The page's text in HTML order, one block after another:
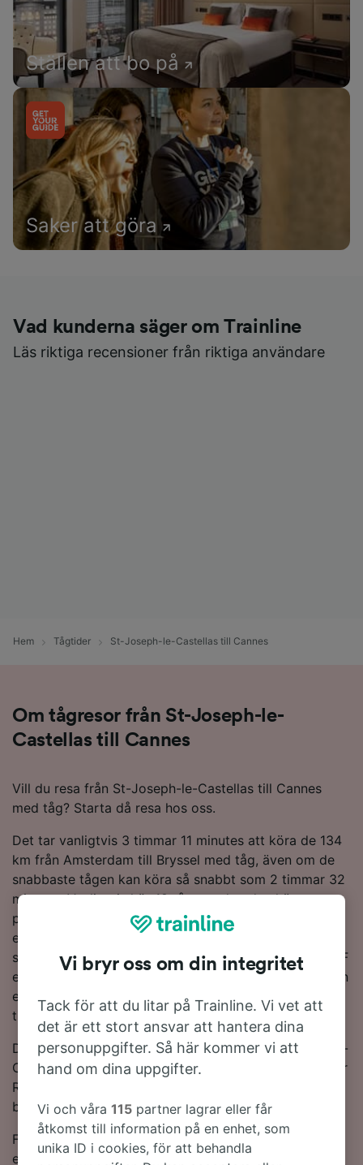
Ställen att bo på
Saker att göra
Vad kunderna säger om Trainline
Läs riktiga recensioner från riktiga användare
Hem Tågtider St-Joseph-le-Castellas till Cannes
Om tågresor från St-Joseph-le-
Castellas till Cannes
Vill du resa från St-Joseph-le-Castellas till Cannes
med tåg? Starta då resa hos oss.
Det tar vanligtvis 3 timmar 11 minutes att köra de 134
km från Amsterdam till Bryssel med tåg, även om de
snabbaste tågen kan köra så snabbt som 2 timmar 32
minutes. Vanligtvis kör 18 tåg per dag den här
populära rutten. Du måste göra 1 byte på resan
eftersom det inte finns några direkttåg på den här
sträckan. Du kan välja att ta ett tåg som körs av SNCF
eller TGV för att komma till Cannes – båda tågbolagen
erbjuder moderna och bekväma tjänster som tar dig
till destinationen på nolltid.
Du kan spara pengar på tågbiljetter från St-Joseph-le-
Castellas till Cannes om du bokar i förväg. Använd vår
Reseplanerare högst upp på sidan för att jämföra
biljettpriser och få de billigaste biljetterna.
Fortsätt läsa om du vill ha mer information om resan,
exempelvis tidtabeller, tips på hur man hittar billiga
Vi bryr oss om din integritet
Tack för att du litar på Trainline. Vi vet att
det är ett stort ansvar att hantera dina
personuppgifter. Så här kommer vi att
hand om dina uppgifter.
Vi och våra115 partner lagrar eller får
åtkomst till information på en enhet, som
unika ID i cookies, för att behandla